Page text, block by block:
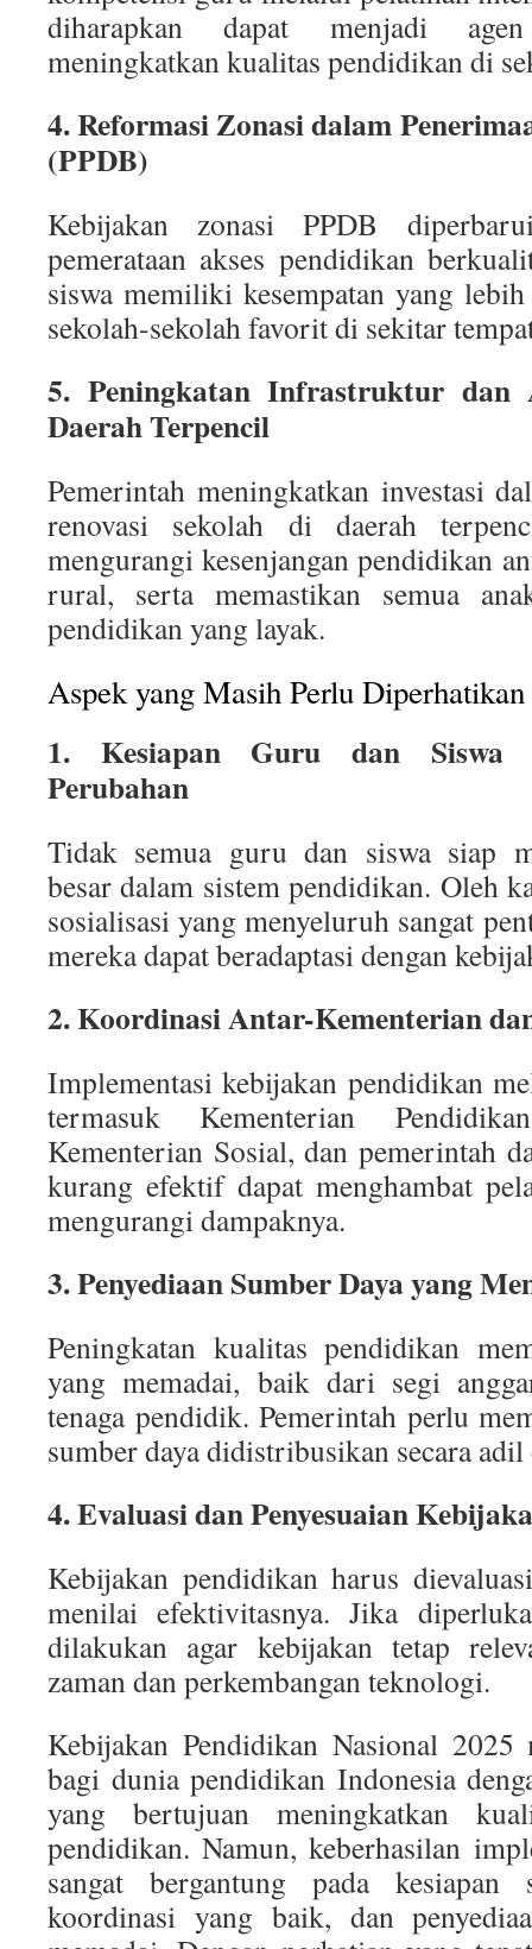
diharapkan dapat menjadi
meningkatkan kualitas pendidikan di
4. Reformasi Zonasi dalam
(PPDB)
Kebijakan zonasi PPDB
pemerataan akses pendidikan
siswa memiliki kesempatan yang
sekolah-sekolah favorit di sekitar
5. Peningkatan Infrastruktur dan
Daerah Terpencil
Pemerintah meningkatkan investasi
renovasi sekolah di daerah
mengurangi kesenjangan pendidikan
rural, serta memastikan semua
pendidikan yang layak.
Aspek yang Masih Perlu Diperhatikan
1. Kesiapan Guru dan Siswa
Perubahan
Tidak semua guru dan siswa siap
besar dalam sistem pendidikan. Oleh
sosialisasi yang menyeluruh sangat
mereka dapat beradaptasi dengan
2. Koordinasi Antar-Kementerian
Implementasi kebijakan pendidikan
termasuk Kementerian
Kementerian Sosial, dan pemerintah
kurang efektif dapat menghambat
mengurangi dampaknya.
3. Penyediaan Sumber Daya yang
Peningkatan kualitas pendidikan
yang memadai, baik dari segi
tenaga pendidik. Pemerintah perlu
sumber daya didistribusikan secara
4. Evaluasi dan Penyesuaian
Kebijakan pendidikan harus
menilai efektivitasnya. Jika
dilakukan agar kebijakan tetap
zaman dan perkembangan teknologi.
Kebijakan Pendidikan Nasional 2025
bagi dunia pendidikan Indonesia
yang bertujuan meningkatkan
pendidikan. Namun, keberhasilan
sangat bergantung pada
koordinasi yang baik, dan